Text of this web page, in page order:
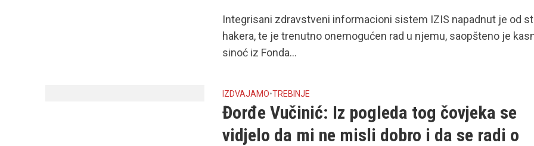
Integrisani zdravstveni informacioni sistem IZIS napadnut je od
hakera, te je trenutno onemogućen rad u njemu, saopšteno je
sinoć iz Fonda...
IZDVAJAMO•TREBINJE
Đorđe Vučinić: Iz pogleda tog čovjeka se
vidjelo da mi ne misli dobro i da se radi o